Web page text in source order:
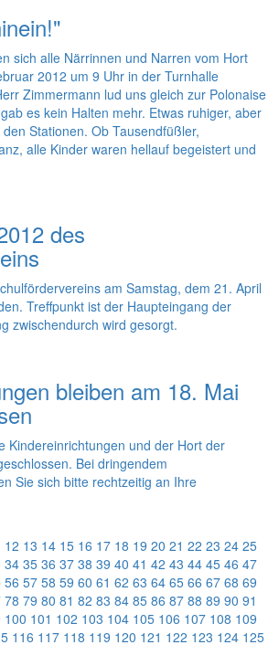
sich alle Närrinnen und Narren vom Hort
2012 um 9 Uhr in der Turnhalle
Zimmermann lud uns gleich zur Polonaise
es kein Halten mehr. Etwas ruhiger, aber
Stationen. Ob Tausendfüßler,
alle Kinder waren hellauf begeistert und
des
am Samstag, dem 21. April
Treffpunkt ist der Haupteingang der
zwischendurch wird gesorgt.
bleiben am 18. Mai
Kindereinrichtungen und der Hort der
Bei dringendem
Sie sich bitte rechtzeitig an Ihre
12 13 14 15 16 17 18 19 20 21 22 23 24 25
34 35 36 37 38 39 40 41 42 43 44 45 46 47
56 57 58 59 60 61 62 63 64 65 66 67 68 69
78 79 80 81 82 83 84 85 86 87 88 89 90 91
100 101 102 103 104 105 106 107 108 109
116 117 118 119 120 121 122 123 124 125